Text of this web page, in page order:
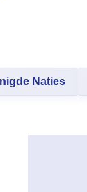
Naties